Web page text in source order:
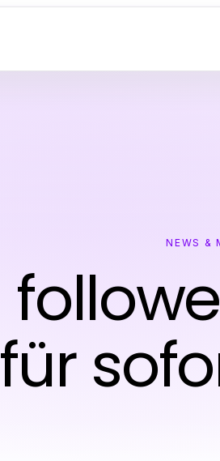
NEWS &
für